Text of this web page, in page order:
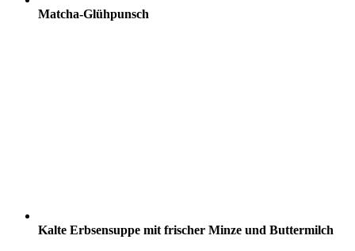
Matcha-Glühpunsch
Kalte Erbsensuppe mit frischer Minze und Buttermilch